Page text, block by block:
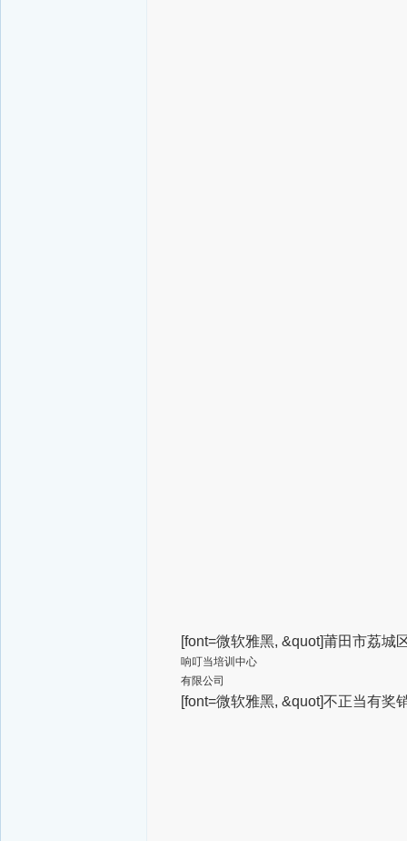
[font=微软雅黑, &quot]莆田市荔城
响叮当培训中心
有限公司
[font=微软雅黑, &quot]不正当有奖